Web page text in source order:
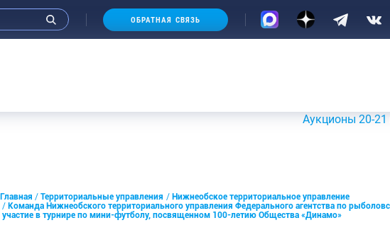
ОБРАТНАЯ СВЯЗЬ
Аукционы 20-21 июля
Главная Территориальные управления
Нижнеобское территориальное управление
Команда Нижнеобского территориального управления Федерального агентства по
участие в турнире по мини-футболу, посвященном 100-летию Общества «Динамо»